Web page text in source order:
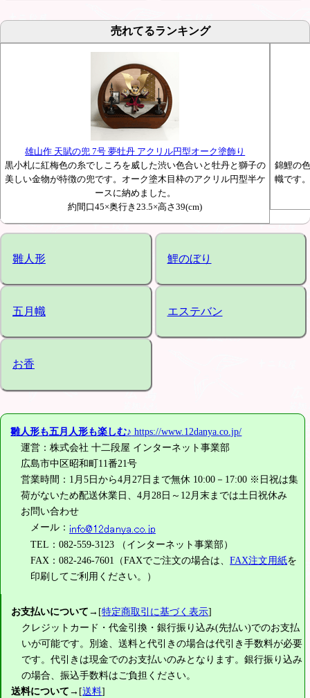
売れてるランキング
雄山作 天賦の兜 7号 夢牡丹 アクリル円型オーク塗飾り
黒小札に紅梅色の糸でしころを威した渋い色合いと牡丹と獅子の
美しい金物が特徴の兜です。オーク塗木目枠のアクリル円型半ケ
ースに納めました。
約間口45×奥行き23.5×高さ39(cm)
錦鯉の
幟です
雛人形 鯉のぼり
五月幟 エステバン
お香
雛人形も五月人形も楽しむ♪ https://www.12danya.co.jp/
運営：株式会社 十二段屋 インターネット事業部
広島市中区昭和町11番21号
営業時間：1月5日から4月27日まで無休 10:00－17:00 ※日祝は集
荷がないため配送休業日、4月28日～12月末までは土日祝休み
お問い合わせ
メール：
TEL：082-559-3123 （インターネット事業部）
FAX：082-246-7601（FAXでご注文の場合は、FAX注文用紙を
印刷してご利用ください。）
お支払いについて→[特定商取引に基づく表示]
クレジットカード・代金引換・銀行振り込み(先払い)でのお支払
いが可能です。別途、送料と代引きの場合は代引き手数料が必要
です。代引きは現金でのお支払いのみとなります。銀行振り込み
の場合、振込手数料はご負担ください。
送料について→[送料]